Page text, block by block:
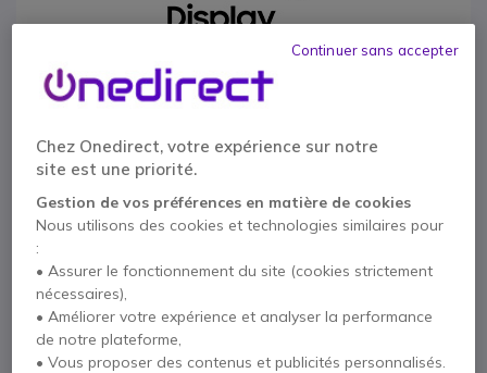
Points Forts
Taux de rafraîchissement jusqu'à 100 Hz : affichage plus
fluide
Confort visuel avancé avec mode Eye Saver et technologie
Flicker Free
Design compact et épuré idéal pour les bureaux et le
télétravail
Connectivité polyvalente avec HDMI et VGA
Efficacité énergétique : fonction Eco Saving Plus
Afficher plus
Livré avec
1 X Écran Samsung Essential S33GF 24 pouces
1 X Câble d'alimentation
1 X Câble HDMI
Chez Onedirect, votre expérience sur notre
site est une priorité.
Gestion de vos préférences en matière de cookies
Nous utilisons des cookies et technologies similaires pour
:
• Assurer le fonctionnement du site (cookies strictement
nécessaires),
• Améliorer votre expérience et analyser la performance
de notre plateforme,
• Vous proposer des contenus et publicités personnalisés.
Continuer sans accepter